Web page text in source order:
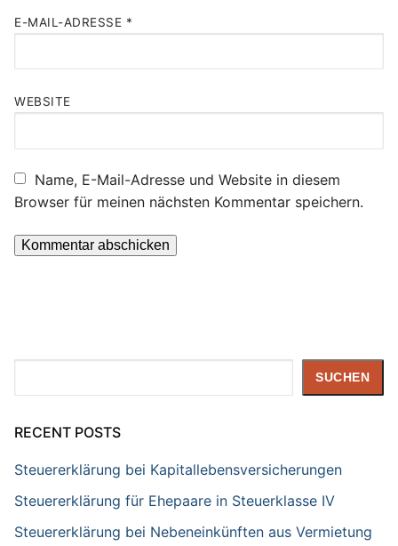
E-MAIL-ADRESSE *
WEBSITE
Name, E-Mail-Adresse und Website in diesem
Browser für meinen nächsten Kommentar speichern.
SUCHEN
RECENT POSTS
Steuererklärung bei Kapitallebensversicherungen
Steuererklärung für Ehepaare in Steuerklasse IV
Steuererklärung bei Nebeneinkünften aus Vermietung